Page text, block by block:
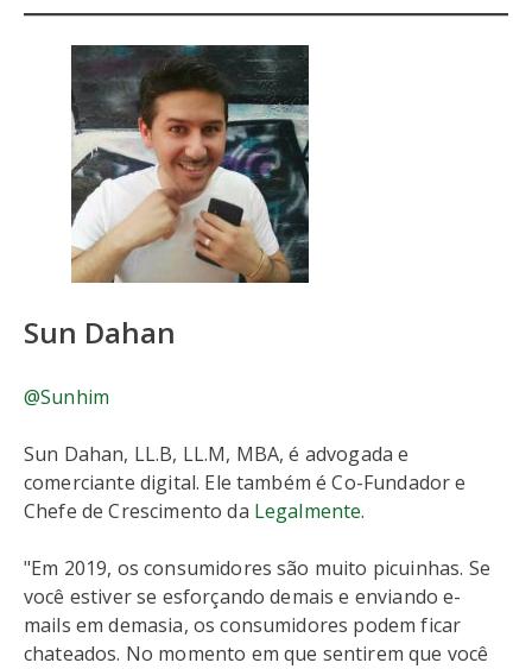
Sun Dahan
@Sunhim
Sun Dahan, LL.B, LL.M, MBA, é advogada e
comerciante digital. Ele também é Co-Fundador e
Chefe de Crescimento da Legalmente.
"Em 2019, os consumidores são muito picuinhas. Se
você estiver se esforçando demais e enviando e-
mails em demasia, os consumidores podem ficar
chateados. No momento em que sentirem que você